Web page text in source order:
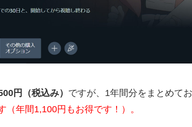
円（税込み） ですが、1年間分をまとめて
（年間1,100円もお得です！）。